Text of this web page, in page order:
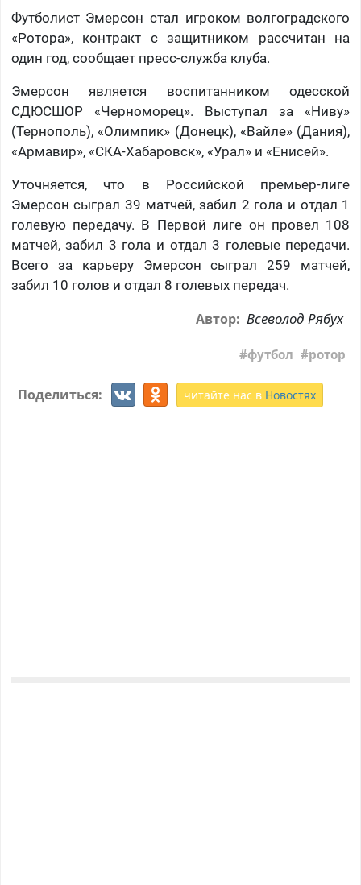
Футболист Эмерсон стал игроком волгоградского
«Ротора», контракт с защитником рассчитан на
один год, сообщает пресс-служба клуба.
Эмерсон является воспитанником одесской
СДЮСШОР «Черноморец». Выступал за «Ниву»
(Тернополь), «Олимпик» (Донецк), «Вайле» (Дания),
«Армавир», «СКА-Хабаровск», «Урал» и «Енисей».
Уточняется, что в Российской премьер-лиге
Эмерсон сыграл 39 матчей, забил 2 гола и отдал 1
голевую передачу. В Первой лиге он провел 108
матчей, забил 3 гола и отдал 3 голевые передачи.
Всего за карьеру Эмерсон сыграл 259 матчей,
забил 10 голов и отдал 8 голевых передач.
Автор: Всеволод Рябух
футбол ротор
Поделиться: читайте нас в Новостях